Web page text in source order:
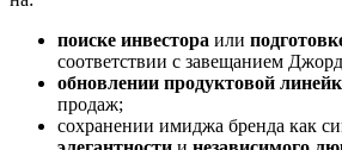
поиске инвестора или
соответствии с завещанием
обновлении продуктовой
продаж;
сохранении имиджа бренда как